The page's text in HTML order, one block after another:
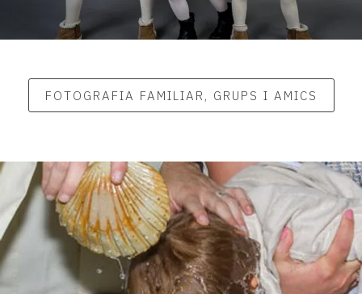
FOTOGRAFIA FAMILIAR, GRUPS I AMICS